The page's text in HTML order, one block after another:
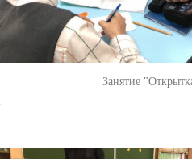
Занятие